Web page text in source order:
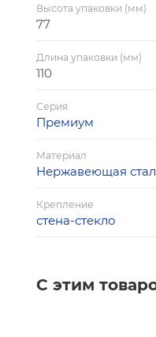
Высота упаковки (мм)
77
Длина упаковки (мм)
110
Серия
Премиум
Материал
Нержавеющая
Крепление
стена-стекло
С этим